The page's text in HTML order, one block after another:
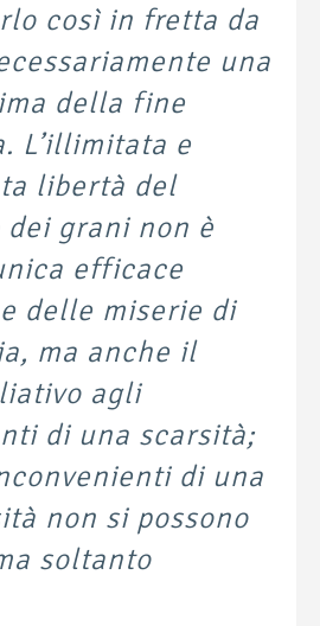
così in fretta da
una
della fine
L’illimitata e
libertà del
dei grani non è
efficace
delle miserie di
ma anche il
agli
di una scarsità;
di una
non si possono
soltanto